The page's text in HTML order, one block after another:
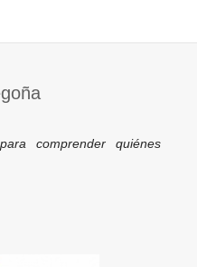
comprender quiénes